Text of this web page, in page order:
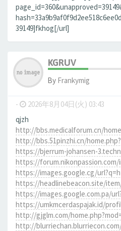
39149]fkhog[/url]
KGRUV
By Frankymig
- 2026年8月04日(火) 03:43
qjzh
http://bbs.medicalforum.cn/
http://bbs.51pinzhi.cn/
https://bjerrum-johansen-
https://forum.nikonpassion.com/
https://images.google.cg/
https://headlinebeacon.site/
https://images.google.com.pa/
https://umkmcerdaspajak.id/
http://gjglm.com/
http://blurriechan.blurriecon.com/